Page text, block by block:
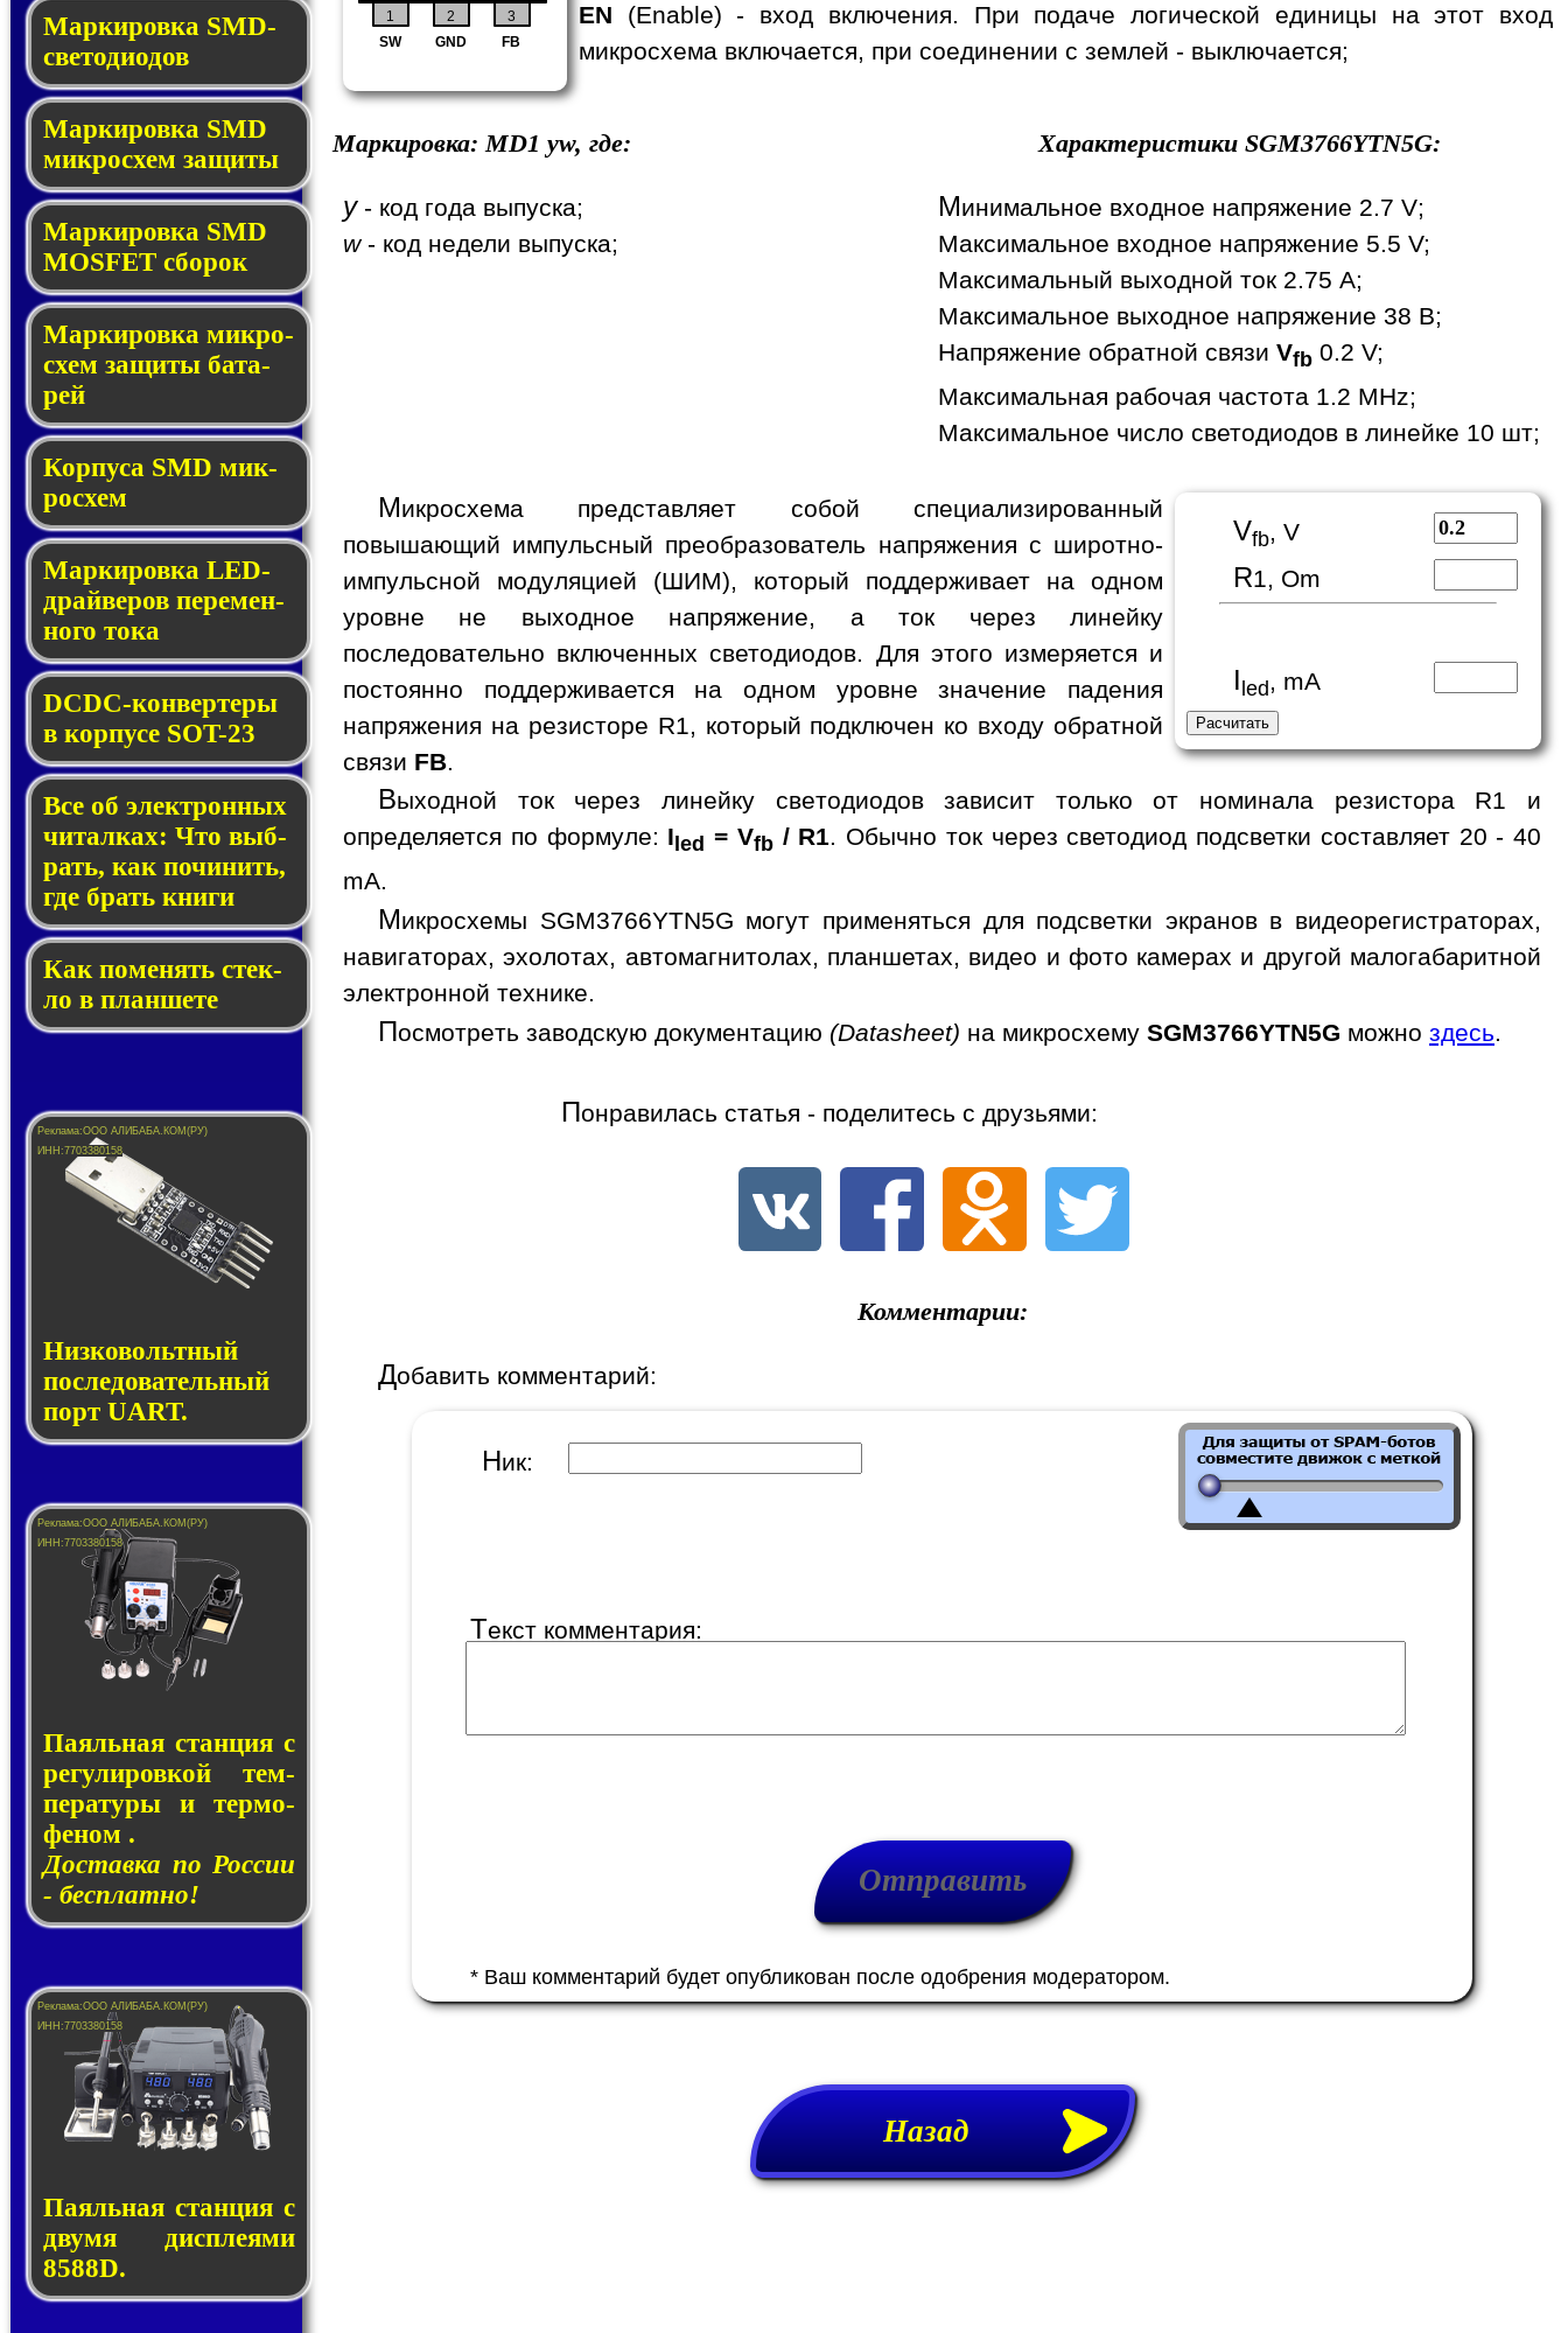
Маркировка SMD-
све­то­дио­дов
Мар­ки­ров­ка SMD
мик­рос­хем защиты
Мар­ки­ров­ка SMD
MOSFET сбо­рок
Мар­ки­ров­ка мик­ро­
схем за­щи­ты ба­та­
рей
Корпуса SMD мик­
ро­схем
Маркировка LED-
драй­ве­ров пе­ре­мен­
но­го то­ка
DCDC-кон­вер­те­ры
в кор­пу­се SOT-23
Все об элек­трон­ных
чи­тал­ках: Что выб­
рать, как по­чи­нить,
где брать кни­ги
Как по­ме­нять стек­
ло в планшете
Низковольтный
последовательный
порт UART.
Паяльная стан­ция с
ре­гу­ли­ров­кой тем­
пе­ра­ту­ры и тер­мо­
фе­ном .
Доставка по России
- бесплатно!
Паяльная стан­ция с
дву­мя дис­пле­я­ми
8588D.
1 2 3
SW GND FB
EN (Enable) - вход включения. При подаче логической единицы на этот вход
микросхема включается, при соединении с землей - выключается;
Маркировка: MD1 yw, где:
y- код года выпуска;
w- код недели выпуска;
Характеристики SGM3766YTN5G:
Минимальное входное напряжение 2.7 V;
Максимальное входное напряжение 5.5 V;
Максимальный выходной ток 2.75 A;
Максимальное выходное напряжение 38 В;
Напряжение обратной связи Vfb 0.2 V;
Максимальная рабочая частота 1.2 MHz;
Максимальное число светодиодов в линейке 10 шт;
Vfb, V
R1, Om
I led , mA
Микросхема представляет собой специализированный
повышающий импульсный преобразователь напряжения с широтно-
импульсной модуляцией (ШИМ), который поддерживает на одном
уровне не выходное напряжение, а ток через линейку
последовательно включенных светодиодов. Для этого измеряется и
постоянно поддерживается на одном уровне значение падения
напряжения на резисторе R1, который подключен ко входу обратной
связи FB.
Выходной ток через линейку светодиодов зависит только от номинала резистора R1 и
определяется по формуле: I led = Vfb/ R1. Обычно ток через светодиод подсветки составляет 20 - 40
mA.
Микросхемы SGM3766YTN5G могут применяться для подсветки экранов в видеорегистраторах,
навигаторах, эхолотах, автомагнитолах, планшетах, видео и фото камерах и другой малогабаритной
электронной технике.
Посмотреть заводскую документацию (Datasheet) на микросхему SGM3766YTN5G можно здесь
Понравилась статья - поделитесь с друзьями:
Комментарии:
Добавить комментарий:
Ник:
Текст комментария:
* Ваш комментарий будет опубликован после одобрения модератором.
Назад